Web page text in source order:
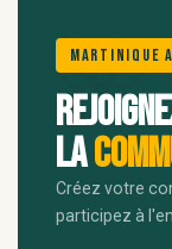
🌺
Martinique
la
Créez votre
participez à